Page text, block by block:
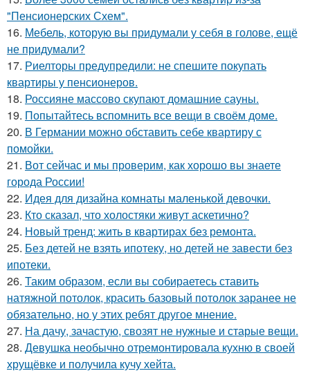
"Пенсионерских Схем".
16. Мебель, которую вы придумали у себя в голове, ещё
не придумали?
17. Риелторы предупредили: не спешите покупать
квартиры у пенсионеров.
18. Россияне массово скупают домашние сауны.
19. Попытайтесь вспомнить все вещи в своём доме.
20. В Германии можно обставить себе квартиру с
помойки.
21. Вот сейчас и мы проверим, как хорошо вы знаете
города России!
22. Идея для дизайна комнаты маленькой девочки.
23. Кто сказал, что холостяки живут аскетично?
24. Новый тренд: жить в квартирах без ремонта.
25. Без детей не взять ипотеку, но детей не завести без
ипотеки.
26. Таким образом, если вы собираетесь ставить
натяжной потолок, красить базовый потолок заранее не
обязательно, но у этих ребят другое мнение.
27. На дачу, зачастую, свозят не нужные и старые вещи.
28. Девушка необычно отремонтировала кухню в своей
хрущёвке и получила кучу хейта.